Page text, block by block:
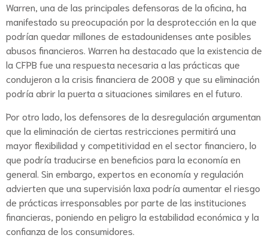
Warren, una de las principales defensoras de la oficina, ha
manifestado su preocupación por la desprotección en la que
podrían quedar millones de estadounidenses ante posibles
abusos financieros. Warren ha destacado que la existencia de
la CFPB fue una respuesta necesaria a las prácticas que
condujeron a la crisis financiera de 2008 y que su eliminación
podría abrir la puerta a situaciones similares en el futuro.
Por otro lado, los defensores de la desregulación argumentan
que la eliminación de ciertas restricciones permitirá una
mayor flexibilidad y competitividad en el sector financiero, lo
que podría traducirse en beneficios para la economía en
general. Sin embargo, expertos en economía y regulación
advierten que una supervisión laxa podría aumentar el riesgo
de prácticas irresponsables por parte de las instituciones
financieras, poniendo en peligro la estabilidad económica y la
confianza de los consumidores.